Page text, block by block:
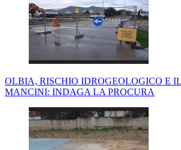
OLBIA, RISCHIO IDROGEOLOGICO E
MANCINI: INDAGA LA PROCURA